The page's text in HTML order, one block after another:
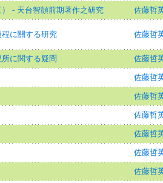
- 天台智顗前期著作之研究
佐藤哲
に關する研究 佐藤哲
に関する疑問 佐藤哲
佐藤哲
佐藤哲
佐藤哲
佐藤哲
佐藤哲
佐藤哲